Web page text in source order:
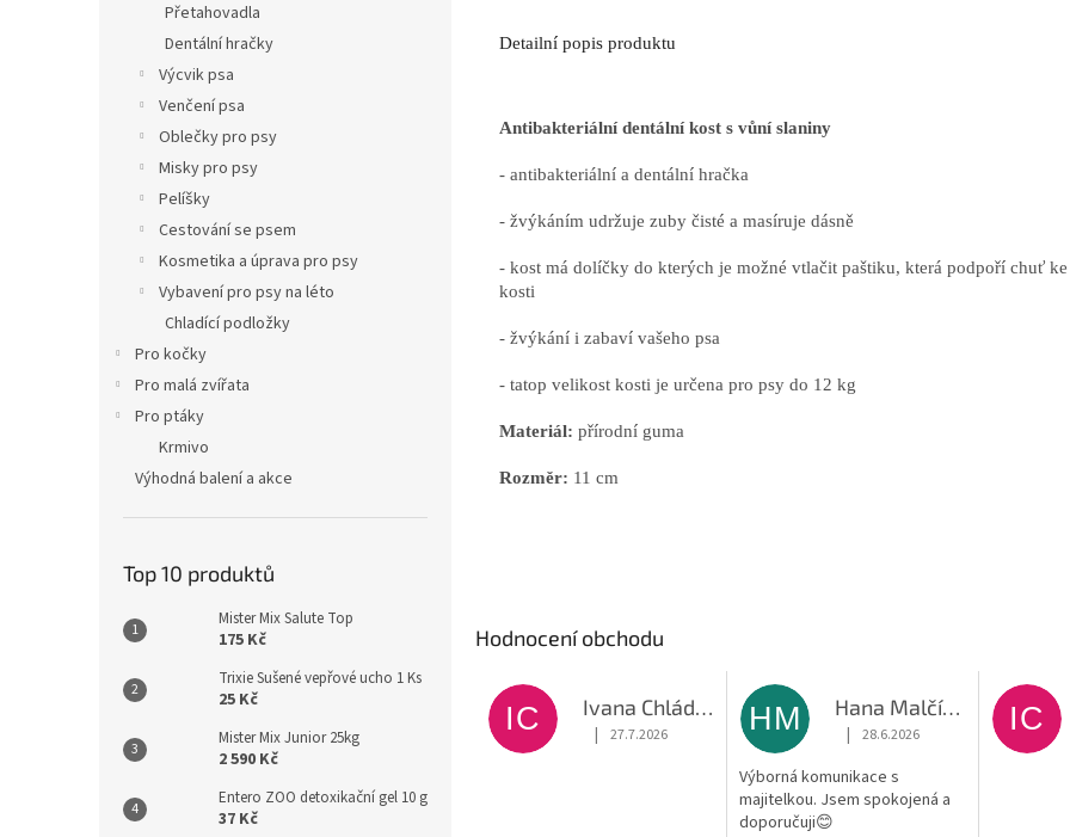
Přetahovadla
Dentální hračky
Výcvik psa
Venčení psa
Oblečky pro psy
Misky pro psy
Pelíšky
Cestování se psem
Kosmetika a úprava pro psy
Vybavení pro psy na léto
Chladící podložky
Pro kočky
Pro malá zvířata
Pro ptáky
Krmivo
Výhodná balení a akce
Top 10 produktů
Mister Mix Salute Top
175 Kč
Trixie Sušené vepřové ucho 1 Ks
25 Kč
Mister Mix Junior 25kg
2 590 Kč
Entero ZOO detoxikační gel 10 g
37 Kč
Detailní popis produktu
Antibakteriální dentální kost s vůní slaniny
- antibakteriální a dentální hračka
- žvýkáním udržuje zuby čisté a masíruje dásně
- kost má dolíčky do kterých je možné vtlačit paštiku, která podpoří chuť
kosti
- žvýkání i zabaví vašeho psa
- tatop velikost kosti je určena pro psy do 12 kg
Materiál: přírodní guma
Rozměr: 11 cm
Hodnocení obchodu
IC Ivana Chládková
Hodnocení obchodu je 5 z 5 hvězdiček.
| 27.7.2026 HM Hana Malčíková
Hodnocení obchodu je 5 z 5
| 28.6.2026
Výborná komunikace s
majitelkou. Jsem spokojená a
doporučuji😊
IC